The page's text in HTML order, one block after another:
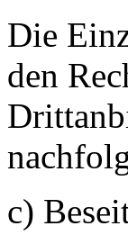
Die
den
c)